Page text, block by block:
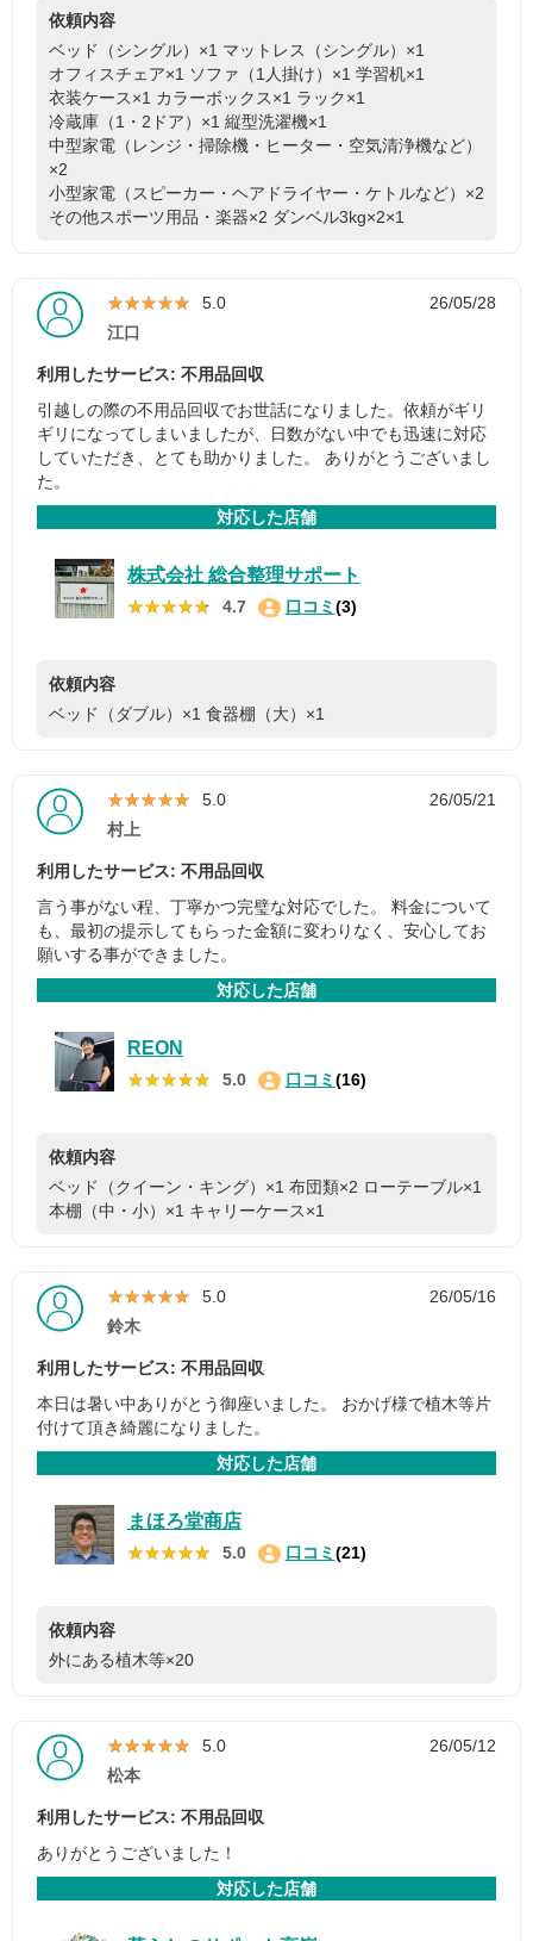
依頼内容
ベッド（シングル）×1 マットレス（シングル）×1
オフィスチェア×1 ソファ（1人掛け）×1 学習机×1
衣装ケース×1 カラーボックス×1 ラック×1
冷蔵庫（1・2ドア）×1 縦型洗濯機×1
中型家電（レンジ・掃除機・ヒーター・空気清浄機など）
×2
小型家電（スピーカー・ヘアドライヤー・ケトルなど）×2
その他スポーツ用品・楽器×2 ダンベル3kg×2×1
★★★★★
★★★★★ 5.0
26/05/28
江口
利用したサービス: 不用品回収
引越しの際の不用品回収でお世話になりました。依頼がギリ
ギリになってしまいましたが、日数がない中でも迅速に対応
していただき、とても助かりました。 ありがとうございまし
た。
対応した店舗
株式会社 総合整理サポート
★★★★★
★★★★★ 4.7 口コミ (3)
依頼内容
ベッド（ダブル）×1 食器棚（大）×1
★★★★★
★★★★★ 5.0
26/05/21
村上
利用したサービス: 不用品回収
言う事がない程、丁寧かつ完璧な対応でした。 料金について
も、最初の提示してもらった金額に変わりなく、安心してお
願いする事ができました。
対応した店舗
REON
★★★★★
★★★★★ 5.0 口コミ (16)
依頼内容
ベッド（クイーン・キング）×1 布団類×2 ローテーブル×1
本棚（中・小）×1 キャリーケース×1
★★★★★
★★★★★ 5.0
26/05/16
鈴木
利用したサービス: 不用品回収
本日は暑い中ありがとう御座いました。 おかげ様で植木等片
付けて頂き綺麗になりました。
対応した店舗
まほろ堂商店
★★★★★
★★★★★ 5.0 口コミ (21)
依頼内容
外にある植木等×20
★★★★★
★★★★★ 5.0
26/05/12
松本
利用したサービス: 不用品回収
ありがとうございました！
対応した店舗